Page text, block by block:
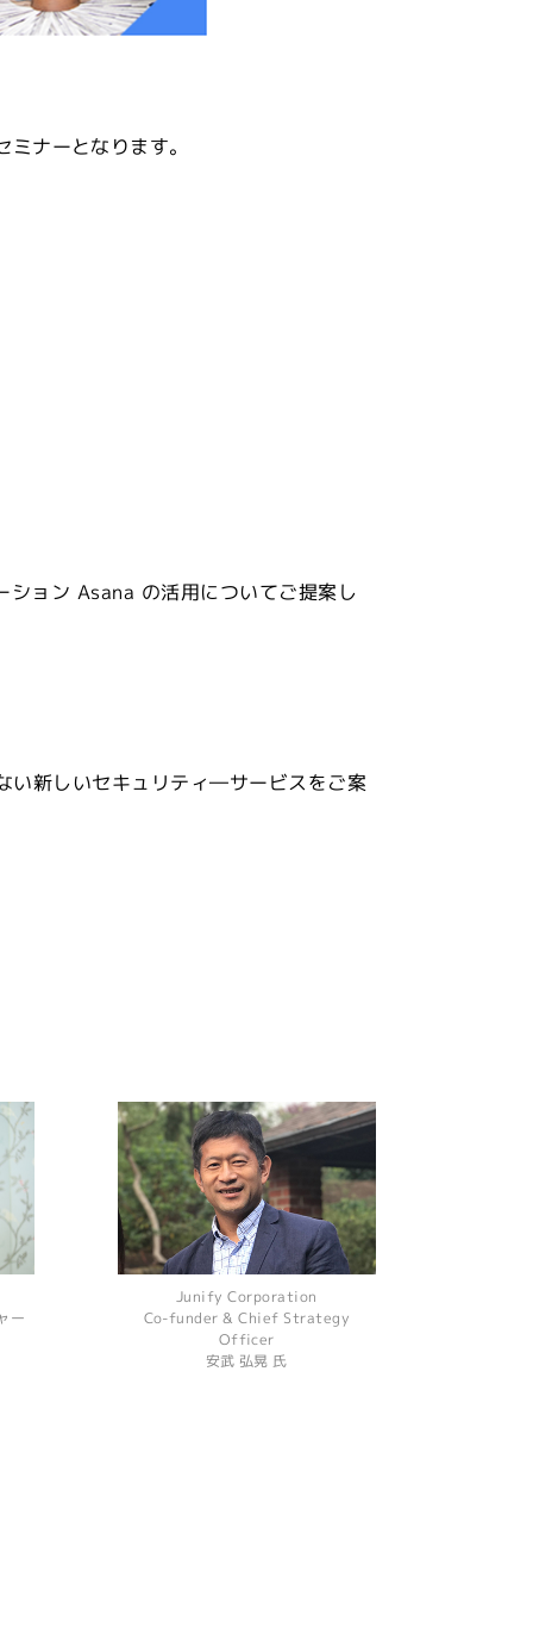
ナーとなります。
ョン Asana の活用についてご提案し
新しいセキュリティ―サービスをご案
ー
Junify Corporation
Co-funder & Chief Strategy
Officer
安武 弘晃 氏